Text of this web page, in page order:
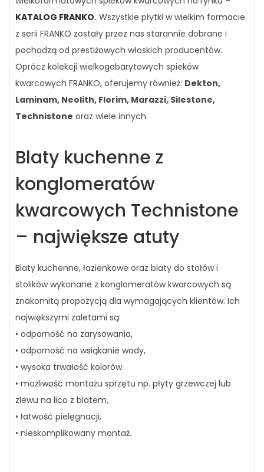
KATALOG FRANKO. Wszystkie płytki w wielkim formacie
z serii FRANKO zostały przez nas starannie dobrane i
pochodzą od prestiżowych włoskich producentów.
Oprócz kolekcji wielkogabarytowych spieków
kwarcowych FRANKO, oferujemy również: Dekton,
Laminam, Neolith, Florim, Marazzi, Silestone,
Technistone oraz wiele innych.
Blaty kuchenne z
konglomeratów
kwarcowych Technistone
– największe atuty
Blaty kuchenne, łazienkowe oraz blaty do stołów i
stolików wykonane z konglomeratów kwarcowych są
znakomitą propozycją dla wymagających klientów. Ich
największymi zaletami są:
• odporność na zarysowania,
• odporność na wsiąkanie wody,
• wysoka trwałość kolorów.
• możliwość montażu sprzętu np. płyty grzewczej lub
zlewu na lico z blatem,
• łatwość pielęgnacji,
• nieskomplikowany montaż.